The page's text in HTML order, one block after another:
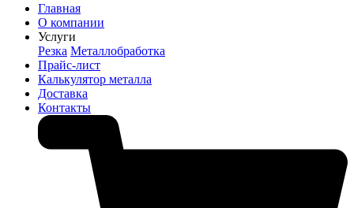
Главная
О компании
Услуги
Резка Металлобработка
Прайс-лист
Калькулятор металла
Доставка
Контакты